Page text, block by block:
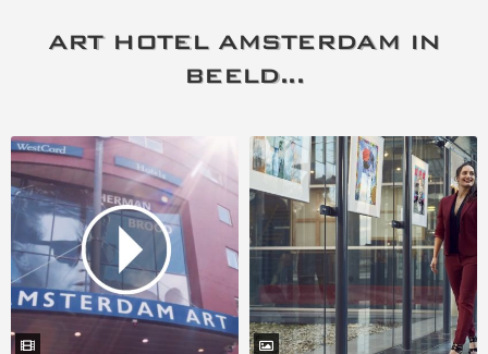
ART HOTEL AMSTERDAM IN
BEELD...